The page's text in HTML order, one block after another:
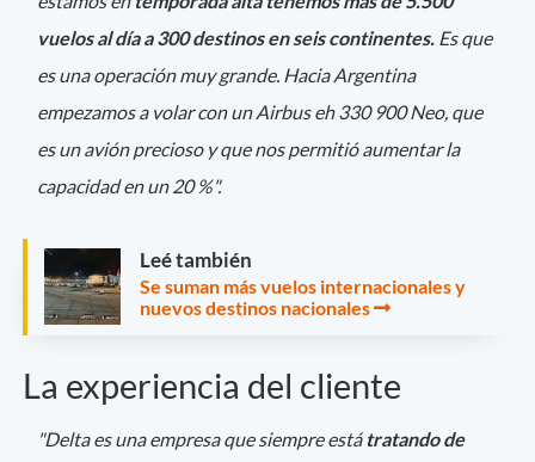
vuelos al día a 300 destinos en seis continentes. Es que
es una operación muy grande. Hacia Argentina
empezamos a volar con un Airbus eh 330 900 Neo, que
es un avión precioso y que nos permitió aumentar la
capacidad en un 20 %".
Leé también
Se suman más vuelos internacionales y
nuevos destinos nacionales
La experiencia del cliente
"Delta es una empresa que siempre estátratando de